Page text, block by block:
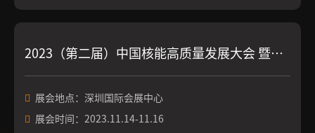
2023（第二届）中国核能高质量发展大会 暨深圳核能产业创新博览会
展会地点：深圳国际会展中心
展会时间：2023.11.14-11.16